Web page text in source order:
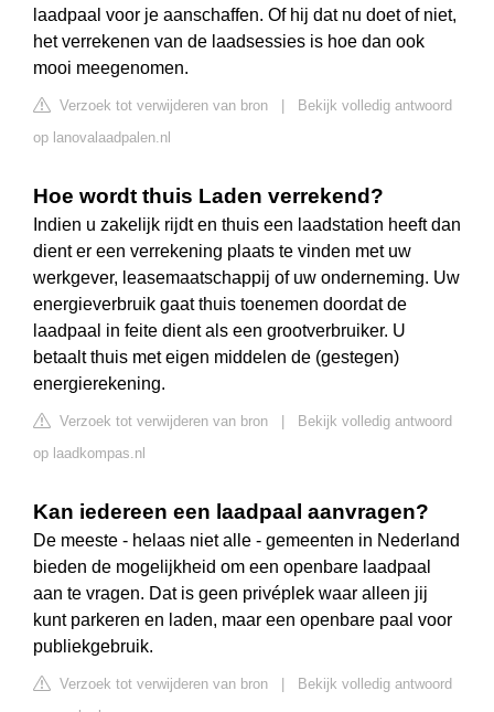
laadpaal voor je aanschaffen. Of hij dat nu doet of niet,
het verrekenen van de laadsessies is hoe dan ook
mooi meegenomen.
Verzoek tot verwijderen van bron
Bekijk volledig antwoord
op lanovalaadpalen.nl
Hoe wordt thuis Laden verrekend?
Indien u zakelijk rijdt en thuis een laadstation heeft dan
dient er een verrekening plaats te vinden met uw
werkgever, leasemaatschappij of uw onderneming. Uw
energieverbruik gaat thuis toenemen doordat de
laadpaal in feite dient als een grootverbruiker. U
betaalt thuis met eigen middelen de (gestegen)
energierekening.
Verzoek tot verwijderen van bron
Bekijk volledig antwoord
op laadkompas.nl
Kan iedereen een laadpaal aanvragen?
De meeste - helaas niet alle - gemeenten in Nederland
bieden de mogelijkheid om een openbare laadpaal
aan te vragen. Dat is geen privéplek waar alleen jij
kunt parkeren en laden, maar een openbare paal voor
publiekgebruik.
Verzoek tot verwijderen van bron
Bekijk volledig antwoord